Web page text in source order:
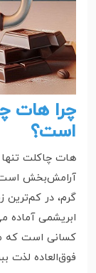
چرا هات
است؟
هات چاکلت
آرامش‌بخش است.
گرم، در
ابریشمی آماده
کسانی است که
فوق‌العاده لذت